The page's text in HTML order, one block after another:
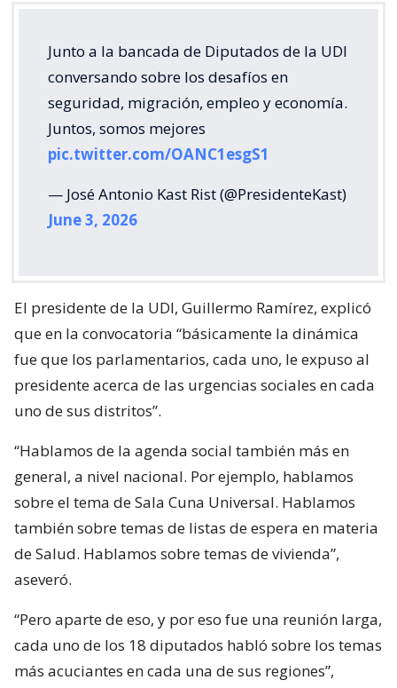
Junto a la bancada de Diputados de la UDI
conversando sobre los desafíos en
seguridad, migración, empleo y economía.
Juntos, somos mejores
pic.twitter.com/OANC1esgS1
— José Antonio Kast Rist (@PresidenteKast)
June 3, 2026
El presidente de la UDI, Guillermo Ramírez, explicó
que en la convocatoria “básicamente la dinámica
fue que los parlamentarios, cada uno, le expuso al
presidente acerca de las urgencias sociales en cada
uno de sus distritos”.
“Hablamos de la agenda social también más en
general, a nivel nacional. Por ejemplo, hablamos
sobre el tema de Sala Cuna Universal. Hablamos
también sobre temas de listas de espera en materia
de Salud. Hablamos sobre temas de vivienda”,
aseveró.
“Pero aparte de eso, y por eso fue una reunión larga,
cada uno de los 18 diputados habló sobre los temas
más acuciantes en cada una de sus regiones”,